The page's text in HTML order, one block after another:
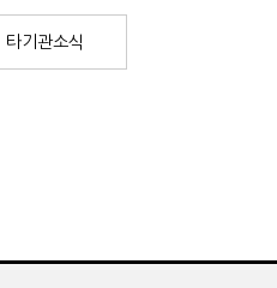
타기관소식